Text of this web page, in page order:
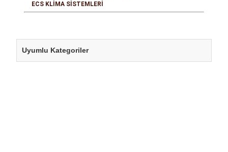
ECS KLİMA SİSTEMLERİ
Uyumlu Kategoriler